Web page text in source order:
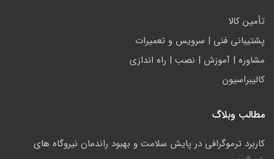
تأمين كالا
پشتيباني فني | سرويس و تعمیرات
مشاوره | آموزش | نصب | راه اندازی
کالیبراسیون
مطالب وبلاگ
کاربرد ترموگرافی در پایش سلامت و بهبود راندمان نیروگاه های